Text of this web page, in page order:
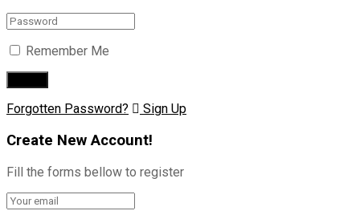
Remember Me
Forgotten Password? Sign Up
Create New Account!
Fill the forms bellow to register